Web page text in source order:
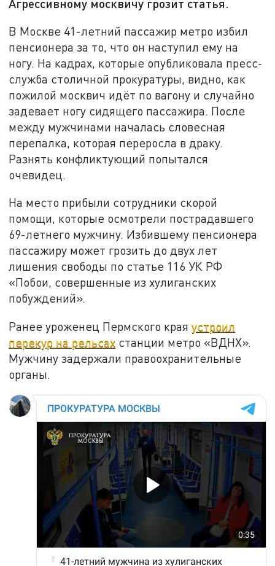
Агрессивному москвичу грозит статья.
В Москве 41-летний пассажир метро избил
пенсионера за то, что он наступил ему на
ногу. На кадрах, которые опубликовала пресс-
служба столичной прокуратуры, видно, как
пожилой москвич идёт по вагону и случайно
задевает ногу сидящего пассажира. После
между мужчинами началась словесная
перепалка, которая переросла в драку.
Разнять конфликтующий попытался
очевидец.
На место прибыли сотрудники скорой
помощи, которые осмотрели пострадавшего
69-летнего мужчину. Избившему пенсионера
пассажиру может грозить до двух лет
лишения свободы по статье 116 УК РФ
«Побои, совершенные из хулиганских
побуждений».
Ранее уроженец Пермского краяустроил
перекур на рельсах станции метро «ВДНХ».
Мужчину задержали правоохранительные
органы.